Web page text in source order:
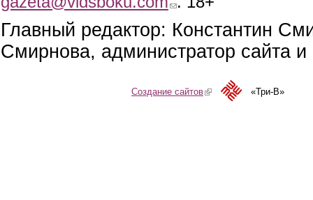
Главный редактор: Константин
Смирнова, администратор сайта
Создание сайтов(link is external)«Три-В»